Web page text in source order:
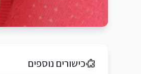
כישורים נוספים